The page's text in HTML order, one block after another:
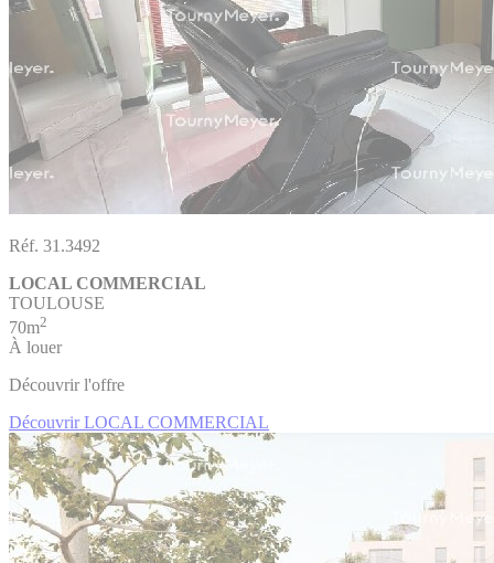
Réf. 31.3492
LOCAL COMMERCIAL
TOULOUSE
70m2
À louer
Découvrir l'offre
Découvrir LOCAL COMMERCIAL